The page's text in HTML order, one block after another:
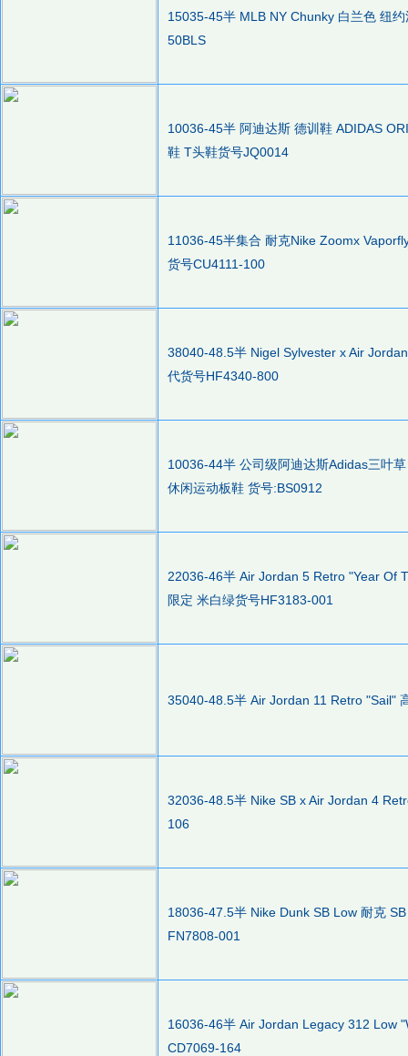
15035-45半 MLB NY Chunky 白兰色 纽
50BLS
10036-45半 阿迪达斯 德训鞋 ADIDAS
鞋 T头鞋货号JQ0014
11036-45半集合 耐克Nike Zoomx
货号CU4111-100
38040-48.5半 Nigel Sylvester x Air
代货号HF4340-800
10036-44半 公司级阿迪达斯Adidas三叶
休闲运动板鞋 货号:BS0912
22036-46半 Air Jordan 5 Retro "Year Of
限定 米白绿货号HF3183-001
35040-48.5半 Air Jordan 11 Retro "Sail"
32036-48.5半 Nike SB x Air Jordan 4
106
18036-47.5半 Nike Dunk SB Low 耐克
FN7808-001
16036-46半 Air Jordan Legacy 312 Low
CD7069-164